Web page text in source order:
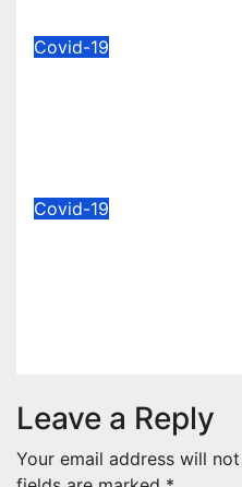
Covid-19
Covid-19
Leave a Reply
Your email address will